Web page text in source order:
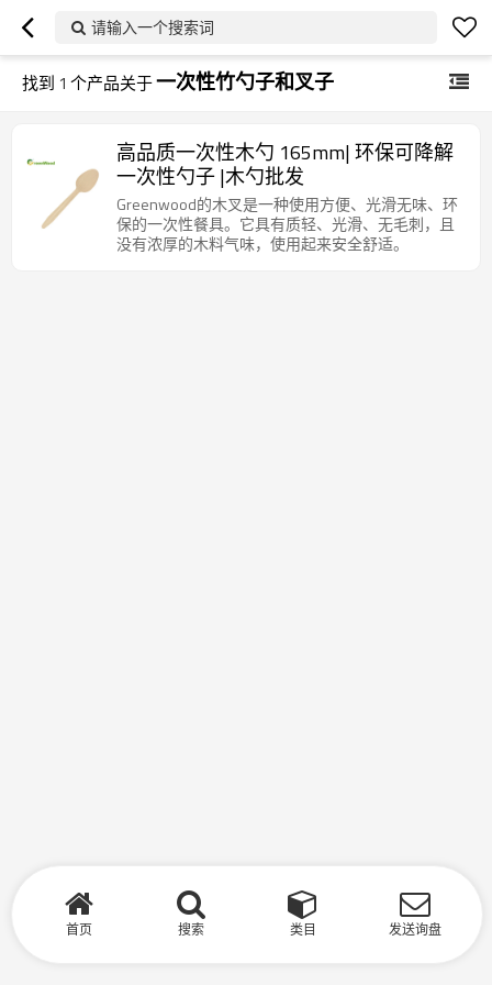
请输入一个搜索词
找到 1 个产品关于一次性竹勺子和叉子
高品质一次性木勺 165mm| 环保可降解
一次性勺子 |木勺批发
Greenwood的木叉是一种使用方便、光滑无味、环
保的一次性餐具。它具有质轻、光滑、无毛刺，且
没有浓厚的木料气味，使用起来安全舒适。
首页 搜索 类目 发送询盘